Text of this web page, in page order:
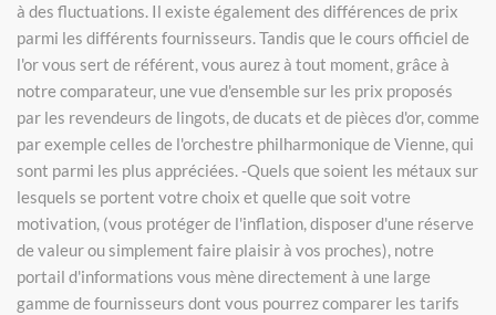
à des fluctuations. Il existe également des différences de prix
parmi les différents fournisseurs. Tandis que le cours officiel de
l'or vous sert de référent, vous aurez à tout moment, grâce à
notre comparateur, une vue d'ensemble sur les prix proposés
par les revendeurs de lingots, de ducats et de pièces d'or, comme
par exemple celles de l'orchestre philharmonique de Vienne, qui
sont parmi les plus appréciées. -Quels que soient les métaux sur
lesquels se portent votre choix et quelle que soit votre
motivation, (vous protéger de l'inflation, disposer d'une réserve
de valeur ou simplement faire plaisir à vos proches), notre
portail d'informations vous mène directement à une large
gamme de fournisseurs dont vous pourrez comparer les tarifs